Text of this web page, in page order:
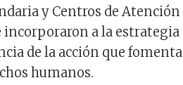
y Centros de Atención
a la estrategia
de la acción que fomenta
humanos.